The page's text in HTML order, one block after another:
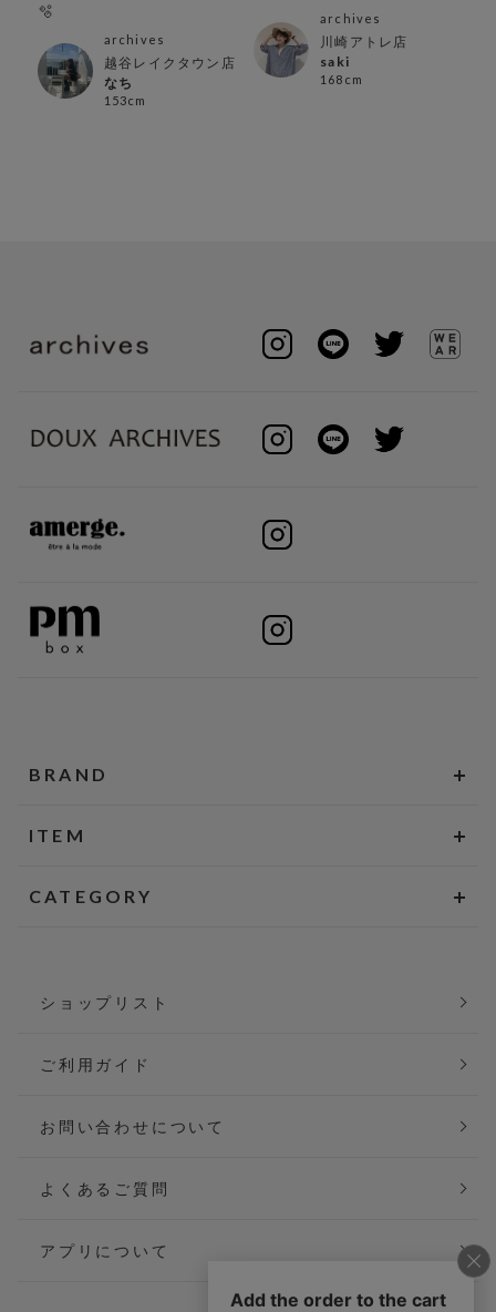
🫧
archives
越谷レイクタウン店
なち
153cm
archives
川崎アトレ店
saki
168cm
BRAND
ITEM
CATEGORY
ショップリスト
ご利用ガイド
お問い合わせについて
よくあるご質問
アプリについて